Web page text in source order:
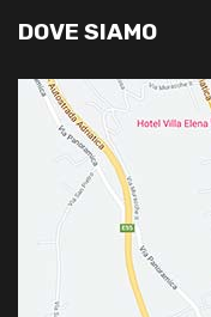
DOVE SIAMO